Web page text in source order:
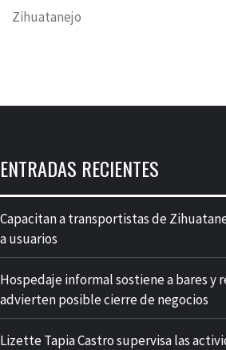
Zihuatanejo
ENTRADAS RECIENTES
Capacitan a transportistas de
a usuarios
Hospedaje informal sostiene a bares y
advierten posible cierre de negocios
Lizette Tapia Castro supervisa las